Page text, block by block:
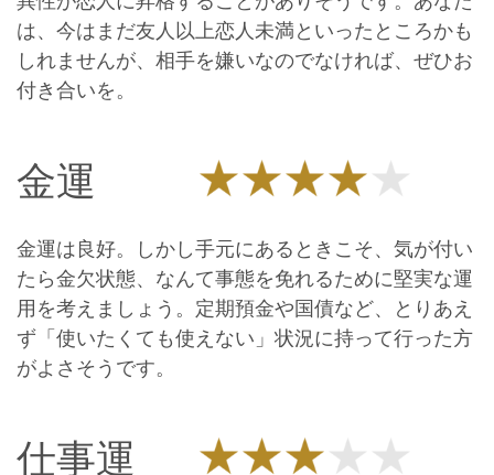
は、今はまだ友人以上恋人未満といったところかも
しれませんが、相手を嫌いなのでなければ、ぜひお
付き合いを。
金運
金運は良好。しかし手元にあるときこそ、気が付い
たら金欠状態、なんて事態を免れるために堅実な運
用を考えましょう。定期預金や国債など、とりあえ
ず「使いたくても使えない」状況に持って行った方
がよさそうです。
仕事運